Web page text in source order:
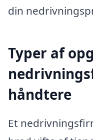
din
Typer af
håndtere
Et